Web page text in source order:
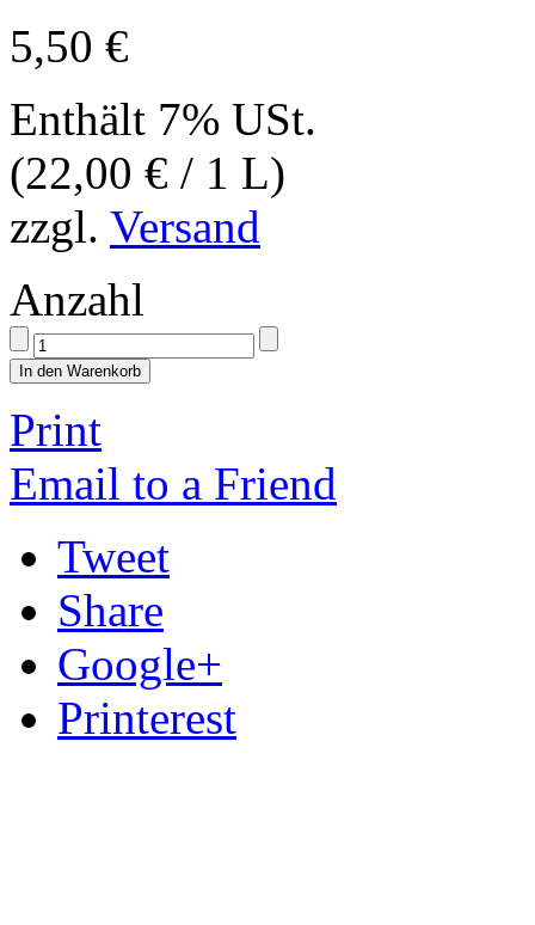
5,50 €
Enthält 7% USt.
(22,00 € / 1 L)
zzgl. Versand
Anzahl
In den Warenkorb
Print
Email to a Friend
Tweet
Share
Google+
Printerest